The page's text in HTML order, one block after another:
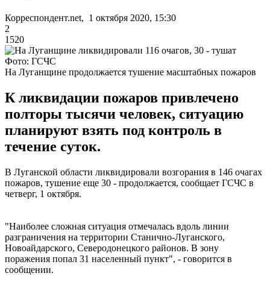
Корреспондент.net, 1 октября 2020, 15:30
2
1520
Фото: ГСЧС
На Луганщине продолжается тушение масштабных пожаров
К ликвидации пожаров привлечено
полторы тысячи человек, ситуацию
планируют взять под контроль в
течение суток.
В Луганской области ликвидировали возгорания в 146 очагах
пожаров, тушение еще 30 - продолжается, сообщает ГСЧС в
четверг, 1 октября.
"Наиболее сложная ситуация отмечалась вдоль линии
разграничения на территории Станично-Луганского,
Новоайдарского, Северодонецкого районов. В зону
поражения попал 31 населенный пункт", - говорится в
сообщении.